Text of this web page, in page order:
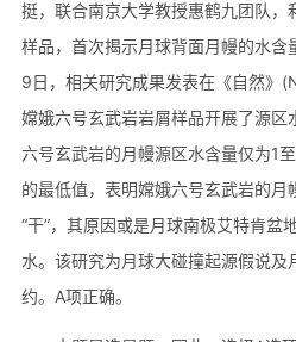
挺，联合南京大学教授惠鹤九团队，
样品，首次揭示月球背面月幔的水
9日，相关研究成果发表在《自然》
嫦娥六号玄武岩岩屑样品开展了源区
六号玄武岩的月幔源区水含量仅为1
的最低值，表明嫦娥六号玄武岩的月
“干”，其原因或是月球南极艾特肯盆
水。该研究为月球大碰撞起源假说及
约。A项正确。